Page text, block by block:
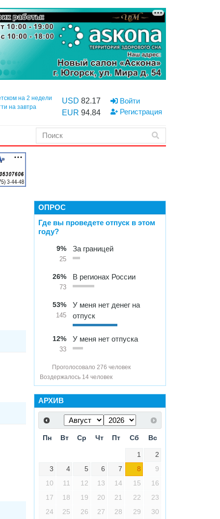
на 2 недели
на завтра
USD 82.17
EUR 94.84
Войти
Регистрация
ОПРОС
Где вы проведете отпуск в этом
году?
9%
25
За границей
26%
73
В регионах России
53%
145
У меня нет денег на
отпуск
12%
33
У меня нет отпуска
Проголосовало 276 человек
Воздержалось 14 человек
АРХИВ
Пн Вт Ср Чт Пт Сб Вс
1
2
3
4 5 6 7 8
9
10
11 12 13 14 15
16
17
18 19 20 21 22
23
24
25 26 27 28 29
30